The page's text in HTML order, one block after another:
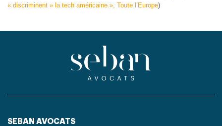
« discriminent » la tech américaine », Toute l’Europe)
SEBAN AVOCATS